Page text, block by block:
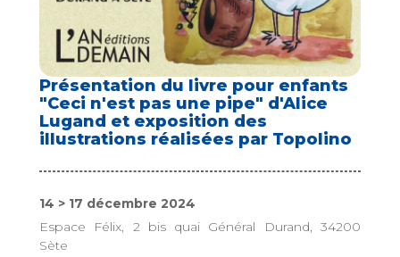
Présentation du livre pour enfants
"Ceci n'est pas une pipe" d'Alice
Lugand et exposition des
illustrations réalisées par Topolino
14 > 17 décembre 2024
Espace Félix, 2 bis quai Général Durand, 34200
Sète